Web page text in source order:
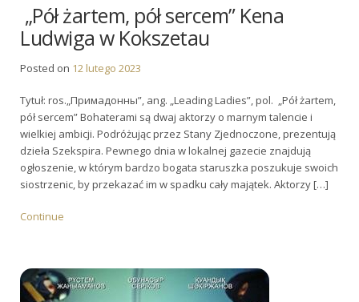
„Pół żartem, pół sercem” Kena
Ludwiga w Kokszetau
Posted on 12 lutego 2023
Tytuł: ros.„Примадонны”, ang. „Leading Ladies”, pol. „Pół żartem,
pół sercem” Bohaterami są dwaj aktorzy o marnym talencie i
wielkiej ambicji. Podróżując przez Stany Zjednoczone, prezentują
dzieła Szekspira. Pewnego dnia w lokalnej gazecie znajdują
ogłoszenie, w którym bardzo bogata staruszka poszukuje swoich
siostrzenic, by przekazać im w spadku cały majątek. Aktorzy […]
Continue